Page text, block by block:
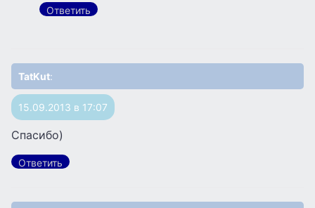
Ответить
TatKut:
15.09.2013 в 17:07
Спасибо)
Ответить